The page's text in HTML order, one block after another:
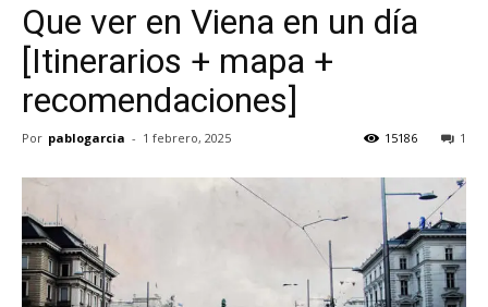
Que ver en Viena en un día
[Itinerarios + mapa +
recomendaciones]
Por pablogarcia - 1 febrero, 2025 1
15186